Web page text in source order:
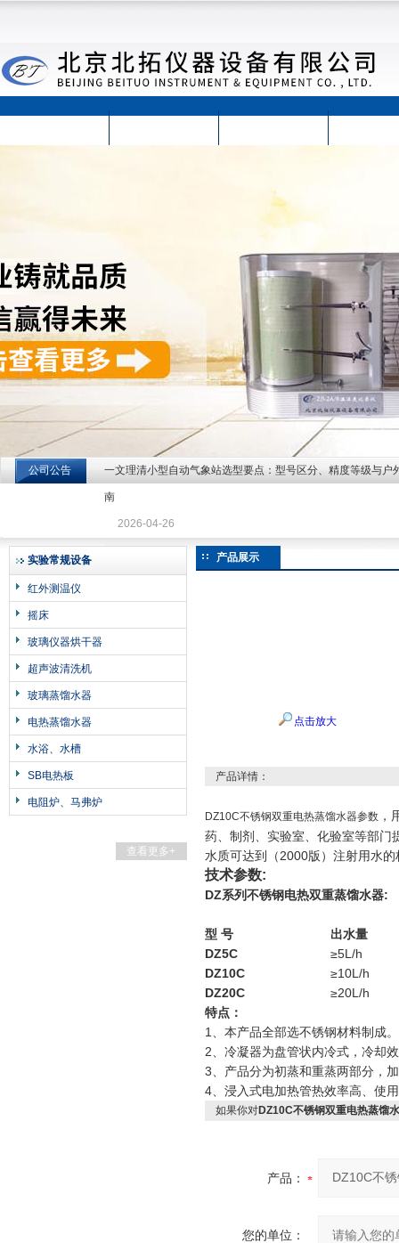
北京北拓仪器设备有限公司
公司公告 一文理清小型自动气象站选型要点：型号区分、精度等级与户
南
2026-04-26
实验常规设备
红外测温仪
摇床
玻璃仪器烘干器
超声波清洗机
玻璃蒸馏水器
电热蒸馏水器
水浴、水槽
SB电热板
电阻炉、马弗炉
查看更多+
产品展示
点击放大
产品详情：
DZ10C不锈钢双重电热蒸馏水器参数 ，
药、制剂、实验室、化验室等部门
水质可达到（2000版）注射用水
技术参数:
DZ系列不锈钢电热双重蒸馏水器:
型 号
出水量
DZ5C
≥5L/h
DZ10C
≥10L/h
DZ20C
≥20L/h
特点：
1、本产品全部选不锈钢材料制成。
2、冷凝器为盘管状内冷式，冷却
3、产品分为初蒸和重蒸两部分，
4、浸入式电加热管热效率高、使
如果你对DZ10C不锈钢双重电热蒸馏
产品：
您的单位：